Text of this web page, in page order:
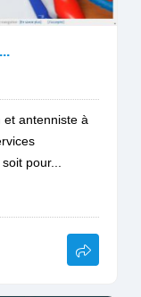
antenniste à
pour...